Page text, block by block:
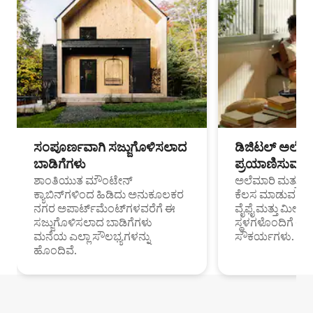
ಸಂಪೂರ್ಣವಾಗಿ ಸಜ್ಜುಗೊಳಿಸಲಾದ
ಬಾಡಿಗೆಗಳು
ಶಾಂತಿಯುತ ಮೌಂಟೇನ್
ಕ್ಯಾಬಿನ್‌ಗಳಿಂದ ಹಿಡಿದು ಅನುಕೂಲಕರ
ನಗರ ಅಪಾರ್ಟ್‌ಮೆಂಟ್‌ಗಳವರೆಗೆ ಈ
ಸಜ್ಜುಗೊಳಿಸಲಾದ ಬಾಡಿಗೆಗಳು
ಮನೆಯ ಎಲ್ಲಾ ಸೌಲಭ್ಯಗಳನ್ನು
ಹೊಂದಿವೆ.
ಡಿಜಿಟಲ್
ಪ್ರಯಾಣಿಸುವ
ಅಲೆಮಾರಿ ಮತ್ತು
ಕೆಲಸ ಮಾಡುವ
ವೈಫೈ ಮತ್ತು
ಸ್ಥಳಗಳೊಂದಿಗೆ
ಸೌಕರ್ಯಗಳು.